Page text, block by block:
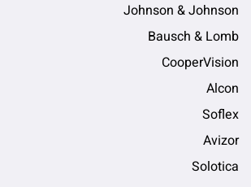
Johnson & Johnson
Bausch & Lomb
CooperVision
Alcon
Soflex
Avizor
Solotica